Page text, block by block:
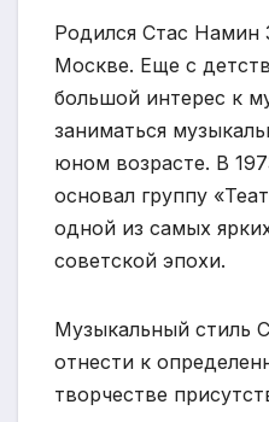
Родился Стас Намин
Москве. Еще с
большой интерес к
заниматься
юном возрасте. В
основал группу
одной из самых
советской эпохи.
Музыкальный стиль
отнести к
творчестве